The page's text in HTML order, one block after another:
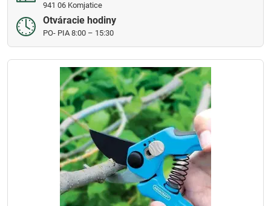
941 06 Komjatice
Otváracie hodiny
PO- PIA 8:00 – 15:30